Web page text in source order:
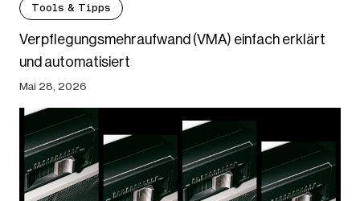
Tools & Tipps
Verpflegungsmehraufwand (VMA) einfach erklärt
und automatisiert
Mai 28, 2026